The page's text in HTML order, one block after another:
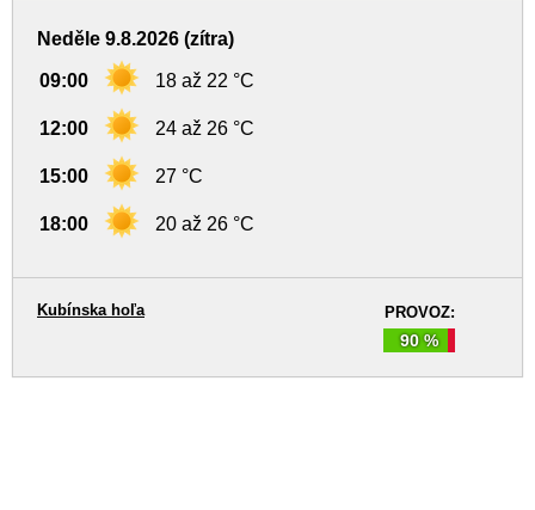
Neděle 9.8.2026 (zítra)
09:00 18 až 22 °C
12:00 24 až 26 °C
15:00 27 °C
18:00 20 až 26 °C
PROVOZ:
90 %
Kubínska hoľa